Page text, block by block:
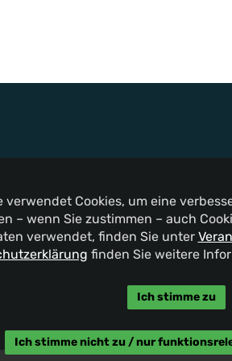
verwendet Cookies, um eine
– wenn Sie zustimmen – auch
verwendet, finden Sie unter
finden Sie weitere
Ich stimme zu
Ich stimme nicht zu / nur